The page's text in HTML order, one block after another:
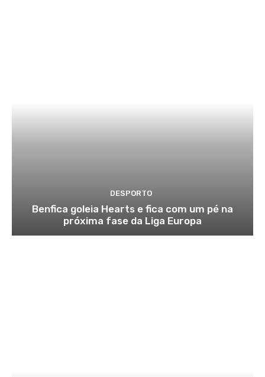
DESPORTO
Benfica goleia Hearts e fica com um pé na
próxima fase da Liga Europa